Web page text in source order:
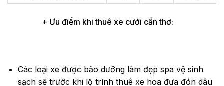
+ Ưu điểm khi thuê xe cưới cần thơ:
Các loại xe được bảo dưỡng làm đẹp spa vệ sinh
sạch sẽ trước khi lộ trình thuê xe hoa đưa đón dâu